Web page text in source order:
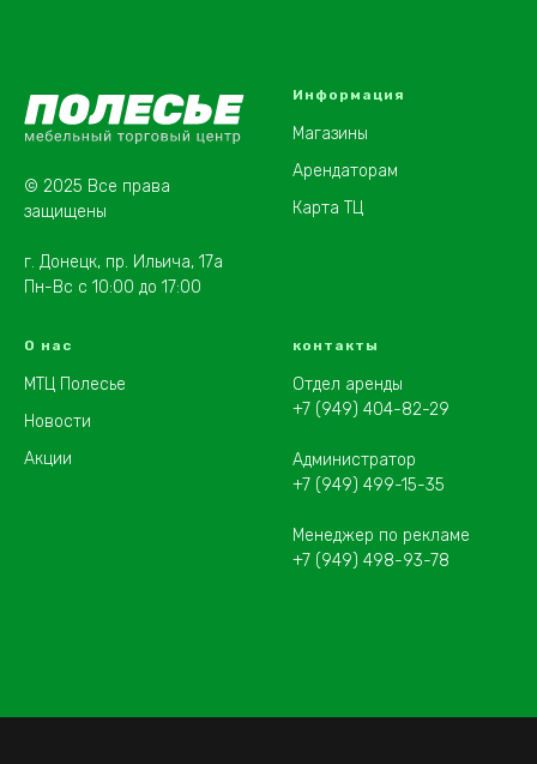
© 2025 Все права
защищены
г. Донецк, пр. Ильича, 17а
Пн-Вс с 10:00 до 17:00
Информация
Магазины
Арендаторам
Карта ТЦ
О нас
МТЦ Полесье
Новости
Акции
контакты
Отдел аренды
+7 (949) 404-82-29
Администратор
+7 (949) 499-15-35
Менеджер по рекламе
+7 (949) 498-93-78